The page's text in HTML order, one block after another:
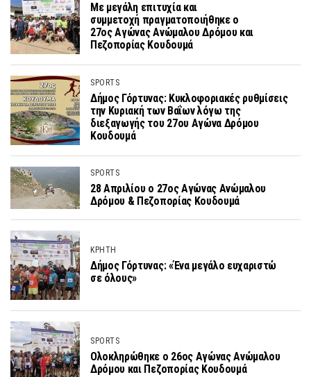
Με μεγάλη επιτυχία και
συμμετοχή πραγματοποιήθηκε ο
27ος Αγώνας Ανώμαλου Δρόμου και
Πεζοπορίας Κουδουμά
SPORTS
Δήμος Γόρτυνας: Κυκλοφοριακές ρυθμίσεις
την Κυριακή των Βαΐων λόγω της
διεξαγωγής του 27ου Αγώνα Δρόμου
Κουδουμά
SPORTS
28 Απριλίου ο 27ος Αγώνας Ανώμαλου
Δρόμου & Πεζοπορίας Κουδουμά
ΚΡΗΤΗ
Δήμος Γόρτυνας: «Ένα μεγάλο ευχαριστώ
σε όλους»
SPORTS
Ολοκληρώθηκε ο 26ος Αγώνας Ανώμαλου
Δρόμου και Πεζοπορίας Κουδουμά